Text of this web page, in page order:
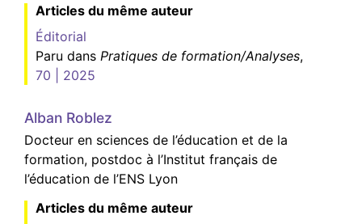
Articles du même auteur
Éditorial
Paru dans Pratiques de formation/Analyses,
70 | 2025
Alban Roblez
Docteur en sciences de l’éducation et de la
formation, postdoc à l’Institut français de
l’éducation de l’ENS Lyon
Articles du même auteur